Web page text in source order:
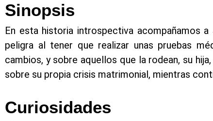
Sinopsis
En esta historia introspectiva acompañamos
peligra al tener que realizar unas pruebas
cambios, y sobre aquellos que la rodean, su
sobre su propia crisis matrimonial, mientras
Curiosidades